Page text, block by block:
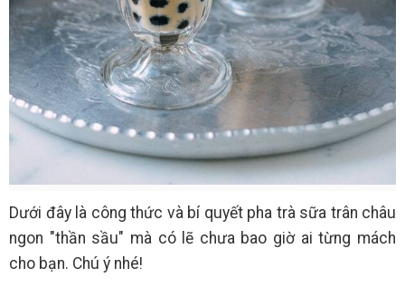
Dưới đây là công thức và bí quyết pha trà sữa trân châu
ngon "thần sầu" mà có lẽ chưa bao giờ ai từng mách
cho bạn. Chú ý nhé!